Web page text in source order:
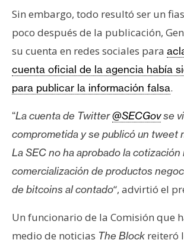
Sin embargo, todo resultó ser un
poco después de la publicación,
su cuenta en redes sociales para
cuenta oficial de la agencia había
para publicar la información falsa.
“La cuenta de Twitter@SECGovse
comprometida y se publicó un tweet
La SEC no ha aprobado la cotización
comercialización de productos
de bitcoins al contado“, advirtió el
Un funcionario de la Comisión que
medio de noticias The Block reiteró